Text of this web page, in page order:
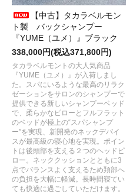
【中古】タカラベルモン
ト製 バックシャンプー
『YUME（ユメ）』ブラック
338,000円(税込371,800円)
タカラベルモントの大人気商品
『YUME（ユメ）』が入荷しまし
た。スパにいるような最高のリラク
ゼーションをサロンのシャンプーで
提供できる新しいシャンプーベッド
で、柔らかなピローとフルフラット
のベッドが極上の“スパシャンプ
ー”を実現、新開発のネックデバイ
スが最高級の寝心地を実現。ポイン
トは後頭部を支える２つのヘッドピ
ロー。ネッククッションとともに3
点でバランスよく支えるため頚部へ
の負担を大幅に軽減。長時間寝てい
ても快適に過ごしていただけます。